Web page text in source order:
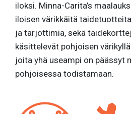
iloksi. Minna-Carita’s
iloisen värikkäitä
ja tarjottimia, sekä
käsittelevät pohjoisen
joita yhä useampi on päässyt
pohjoisessa todistamaan.